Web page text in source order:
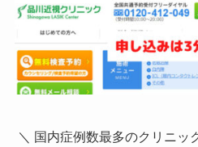
＼ 国内症例数最多のクリニッ